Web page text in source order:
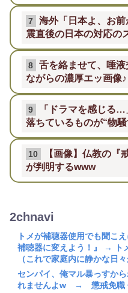
7
海外「日本よ、お
震直後の日本の対応の
8
舌を絡ませて、唾
ながらの濃厚エッ画像♪
9
「ドラマを感じる
落ちているものが“物
10
【画像】仏教の『
が判明するwww
2chnavi
トメが補聴器使用でも聞こ
補聴器に変えよう！』 → ト
（これで家庭内に静かな日
センパイ、俺マル暴っすか
れませんよw → 懲戒免職